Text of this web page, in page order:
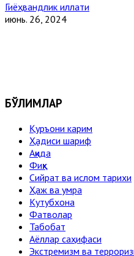
Гиёҳвандлик иллати
июнь. 26, 2024
БЎЛИМЛАР
Қуръони карим
Ҳадиси шариф
Ақида
Фиқҳ
Сийрат ва ислом тарихи
Ҳаж ва умра
Кутубхона
Фатволар
Табобат
Аёллар саҳифаси
Экстремизм ва